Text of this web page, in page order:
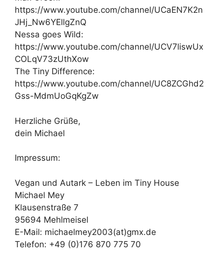
https://www.youtube.com/channel/UCaEN7K2n
JHj_Nw6YEllgZnQ
Nessa goes Wild:
https://www.youtube.com/channel/UCV7liswUx
COLqV73zUthXow
The Tiny Difference:
https://www.youtube.com/channel/UC8ZCGhd2
Gss-MdmUoGqKgZw
Herzliche Grüße,
dein Michael
Impressum:
Vegan und Autark – Leben im Tiny House
Michael Mey
Klausenstraße 7
95694 Mehlmeisel
E-Mail: michaelmey2003(at)gmx.de
Telefon: +49 (0)176 870 775 70